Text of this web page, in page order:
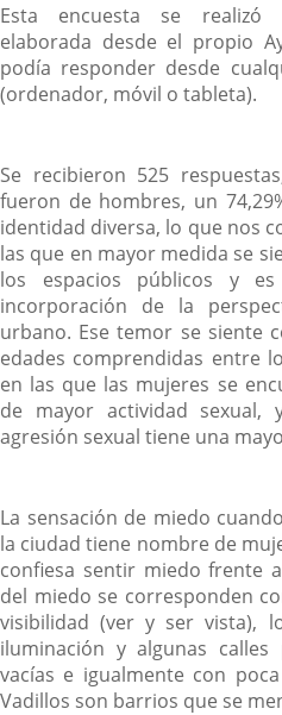
Esta encuesta se realizó
elaborada desde el propio
podía responder desde
(ordenador, móvil o tableta).
Se recibieron 525
fueron de hombres, un
identidad diversa, lo que nos
las que en mayor medida se
los espacios públicos y
incorporación de la
urbano. Ese temor se siente
edades comprendidas entre
en las que las mujeres se
de mayor actividad
agresión sexual tiene una
La sensación de miedo
la ciudad tiene nombre de
confiesa sentir miedo frente
del miedo se corresponden
visibilidad (ver y ser vista),
iluminación y algunas
vacías e igualmente con
Vadillos son barrios que se